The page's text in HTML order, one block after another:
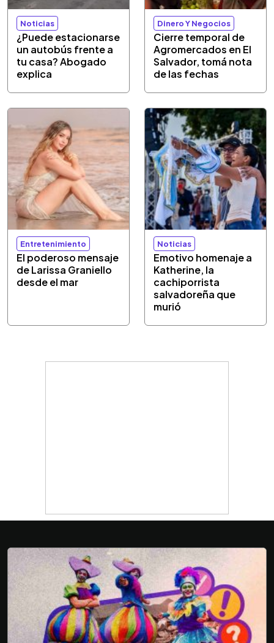
Noticias
¿Puede estacionarse
un autobús frente a
tu casa? Abogado
explica
Dinero Y Negocios
Cierre temporal de
Agromercados en El
Salvador, tomá nota
de las fechas
Entretenimiento
El poderoso mensaje
de Larissa Graniello
desde el mar
Noticias
Emotivo homenaje a
Katherine, la
cachiporrista
salvadoreña que
murió